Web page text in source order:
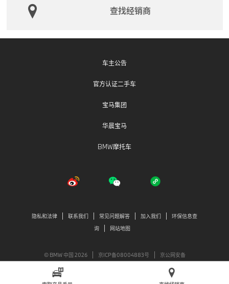
查找经销商
车主公告
官方认证二手车
宝马集团
华晨宝马
BMW摩托车
隐私和法律 联系我们 常见问题解答 加入我们
环保信息查
询
网站地图
© BMW 中国 2026 京ICP备08004883号
京公网安备